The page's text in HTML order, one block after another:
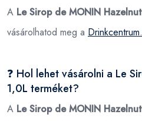
A Le Sirop de MONIN
vásárolhatod meg a
❓ Hol lehet vásárolni a Le
1,0L terméket?
A Le Sirop de MONIN